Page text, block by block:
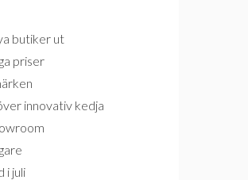
butiker ut
priser
innovativ kedja
i juli